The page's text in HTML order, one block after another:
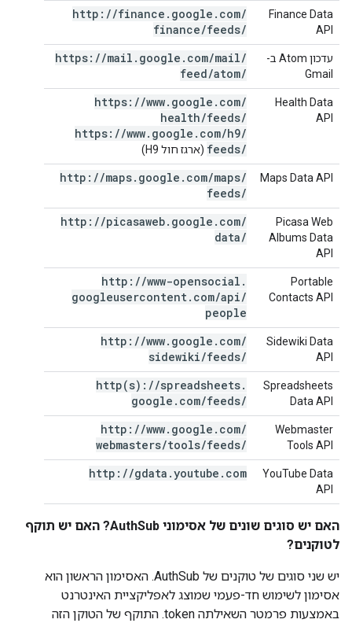
Finance Data
API
http: //finance . google . com/
finance/feeds/
עדכון Atom ב-
Gmail
https: //mail . google . com/mail/
feed/atom/
Health Data
API
https: //www. google . com/
health/feeds/
https: //www. google . com/h9/
feeds/ (ארגז חול H9)
Maps Data API
http: //maps. google . com/maps/
feeds/
Picasa Web
Albums Data
API
http: //picasaweb. google . com/
data/
Portable
Contacts API
http: //www-opensocial .
googleusercontent. com/api/
people
Sidewiki Data
API
http: //www. google . com/
sidewiki/feeds/
Spreadsheets
Data API
http(s): //spreadsheets.
google . com/feeds/
Webmaster
Tools API
http: //www. google . com/
webmasters/tools/feeds/
YouTube Data
API
http: //gdata .youtube . com
האם יש סוגים שונים של אסימוני AuthSub? האם יש תוקף
לטוקנים?
יש שני סוגים של טוקנים של AuthSub. האסימון הראשון הוא
אסימון לשימוש חד-פעמי שמוצג לאפליקציית האינטרנט
באמצעות פרמטר השאילתה token. התוקף של הטוקן הזה